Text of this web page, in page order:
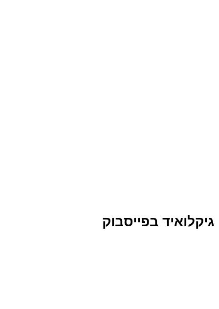
גיקלואיד בפייסבוק